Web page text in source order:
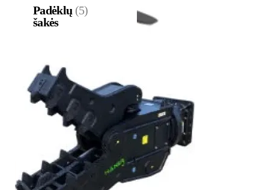
Padėklų
šakės
(5)